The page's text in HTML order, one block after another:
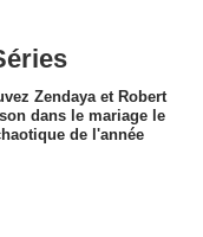
Zendaya et Robert
dans le mariage le
de l'année